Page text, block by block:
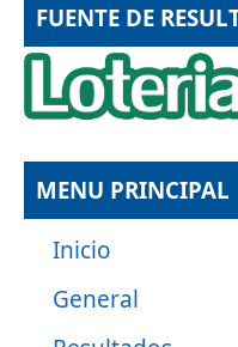
FUENTE DE
MENU PRINCIPAL
Inicio
General